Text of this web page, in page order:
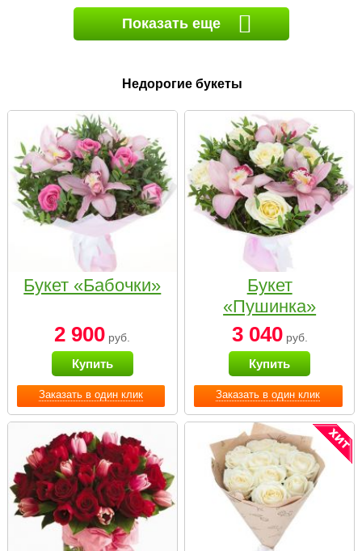
Показать еще
Недорогие букеты
Заказать в один клик
Букет «Бабочки»
2 900 руб.
Купить
Заказать в один клик
Букет
«Пушинка»
3 040руб.
Купить